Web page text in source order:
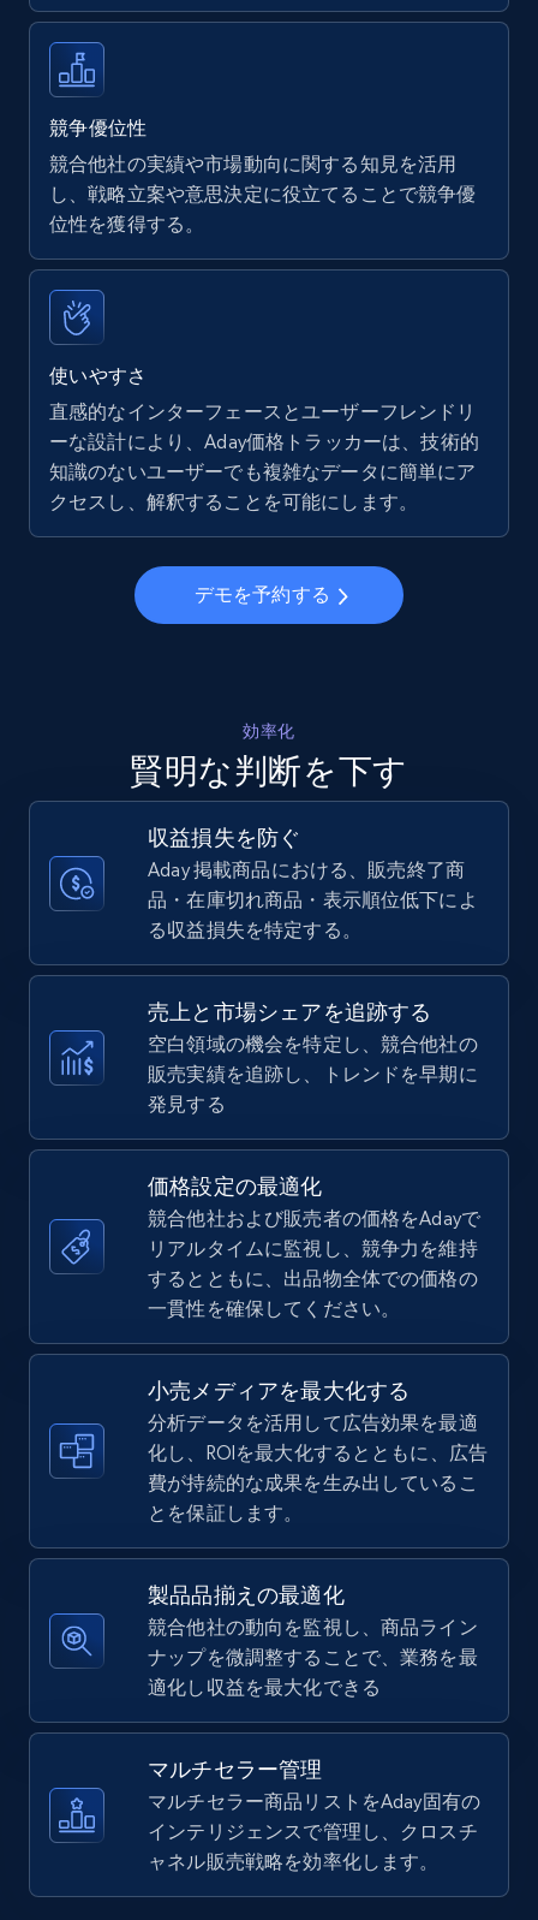
Walmart - products
URL, Final price, Sku, Currency, Gtin,
Specifications, Image urls, Top reviews, and
more.
5.6K+
Walmart - products - Find new products by
using specific category URL
URL, Final price, Sku, Currency, Gtin,
Specifications, Image urls, Top reviews, and
more.
5.6K+ 今すぐ始める
Specifications, Image urls, Top reviews, and
Walmart - products - Discover products by
using sku numbers
URL, Final price, Sku, Currency, Gtin,
Specifications, Image urls, Top reviews, and
more.
TikTok Shop
URL, Title, Available, Description, Currency, Initial
price, Final price, Discount percent, and more.
TikTok Shop - category
URL, Title, Available, Description, Currency, Initial
price, Final price, Discount percent, and more.
5.4K+ 667+ 今すぐ始める
TikTok Shop - Collect TikTok shop products
by keywords search
URL, Title, Available, Description, Currency, Initial
price, Final price, Discount percent, and more.
5.4K+ 667+ 今すぐ始める
競争優位性
競合他社の実績や市場動向に関する知見を活用
し、戦略立案や意思決定に役立てることで競争優
位性を獲得する。
使いやすさ
直感的なインターフェースとユーザーフレンドリ
ーな設計により、Aday価格トラッカーは、技術的
知識のないユーザーでも複雑なデータに簡単にア
クセスし、解釈することを可能にします。
デモを予約する
効率化
賢明な判断を下す
収益損失を防ぐ
Aday 掲載商品における、販売終了商
品・在庫切れ商品・表示順位低下によ
る収益損失を特定する。
売上と市場シェアを追跡する
空白領域の機会を特定し、競合他社の
販売実績を追跡し、トレンドを早期に
発見する
価格設定の最適化
競合他社および販売者の価格をAdayで
リアルタイムに監視し、競争力を維持
するとともに、出品物全体での価格の
一貫性を確保してください。
小売メディアを最大化する
分析データを活用して広告効果を最適
化し、ROIを最大化するとともに、広告
費が持続的な成果を生み出しているこ
とを保証します。
製品品揃えの最適化
競合他社の動向を監視し、商品ライン
ナップを微調整することで、業務を最
適化し収益を最大化できる
マルチセラー管理
マルチセラー商品リストをAday固有の
インテリジェンスで管理し、クロスチ
ャネル販売戦略を効率化します。